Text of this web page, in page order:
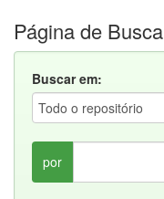
Página de Busca
Buscar em:
por